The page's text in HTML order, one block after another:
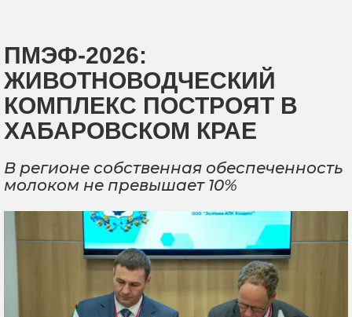
ПМЭФ-2026:
ЖИВОТНОВОДЧЕСКИЙ
КОМПЛЕКС ПОСТРОЯТ В
ХАБАРОВСКОМ КРАЕ
В регионе собственная обеспеченность
молоком не превышает 10%